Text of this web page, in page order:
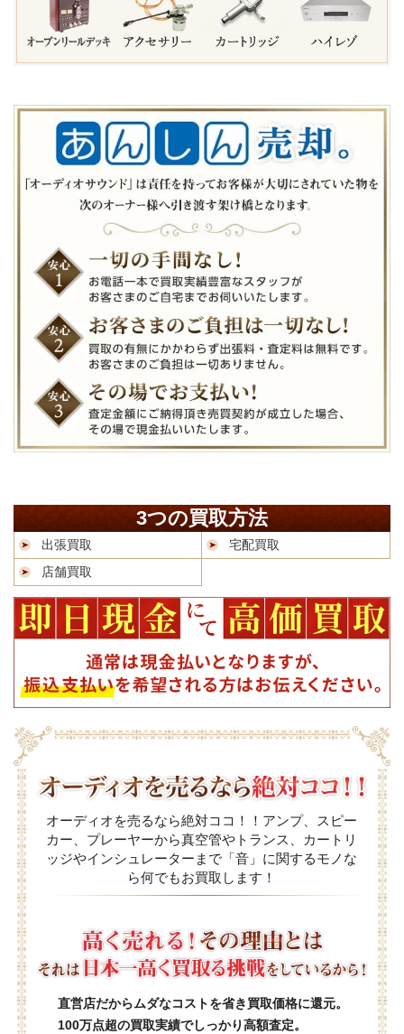
3つの買取方法
出張買取
宅配買取
店舗買取
オーディオを売るなら絶対ココ！！アンプ、スピー
カー、プレーヤーから真空管やトランス、カートリ
ッジやインシュレーターまで「音」に関するモノな
ら何でもお買取します！
直営店だからムダなコストを省き買取価格に還元。
100万点超の買取実績でしっかり高額査定。